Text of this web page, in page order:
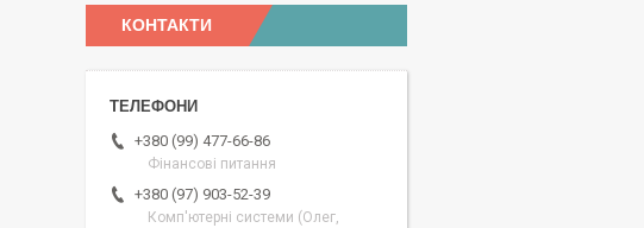
КОНТАКТИ
+380 (99) 477-66-86
Фінансові питання
+380 (97) 903-52-39
Комп'ютерні системи (Олег,